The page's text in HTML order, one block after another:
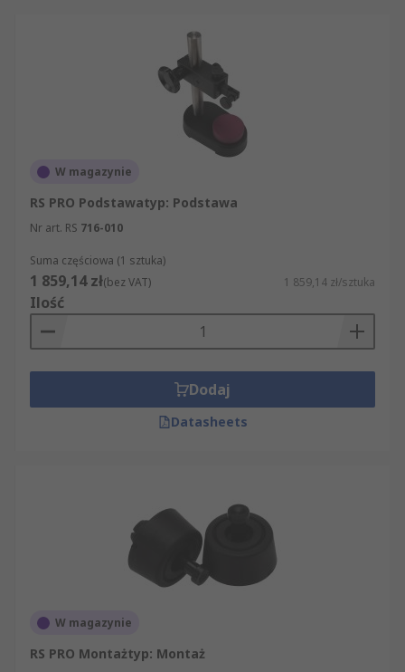
konkretnej marki artykułów z kategorii Akcesoria
do mierników siły. Mogą Państwo sortować
wyniki wyszukiwania nie tylko według marki
produktu, ale także według jego nazwy,
producenta czy dostępności w magazynie.
W magazynie
RS PRO Podstawatyp: Podstawa
Nr art. RS 716-010
Suma częściowa (1 sztuka)
1 859,14 zł(bez VAT) 1 859,14 zł/sztuka
Ilość
Dodaj
Datasheets
W magazynie
RS PRO Montażtyp: Montaż